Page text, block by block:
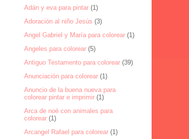
Adán y eva para pintar (1)
Adoración al niño Jesús (3)
Angel Gabriel y María para colorear (1)
Angeles para colorear (5)
Antiguo Testamento para colorear (39)
Anunciación para colorear (1)
Anuncio de la buena nueva para
colorear pintar e imprimir (1)
Arca de noé con animales para
colorear (1)
Arcangel Rafael para colorear (1)